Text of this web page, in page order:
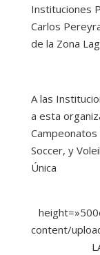
Instituciones
Carlos
de la Zona
A las
a esta
Soccer, y
Única
content/